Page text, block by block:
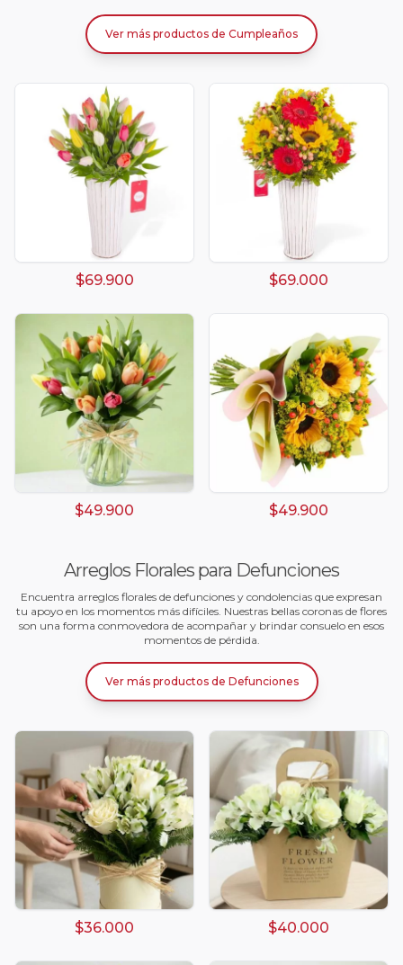
Ver más productos de Cumpleaños
$69.900 $69.000
$49.900 $49.900
Arreglos Florales para Defunciones
Encuentra arreglos florales de defunciones y condolencias que expresan
tu apoyo en los momentos más difíciles. Nuestras bellas coronas de flores
son una forma conmovedora de acompañar y brindar consuelo en esos
momentos de pérdida.
Ver más productos de Defunciones
$36.000 $40.000